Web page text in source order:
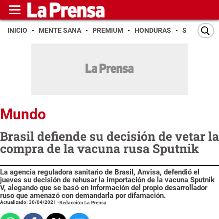
INICIO MENTE SANA PREMIUM HONDURAS SAN PEDRO
Mundo
Brasil defiende su decisión de vetar la
compra de la vacuna rusa Sputnik
La agencia reguladora sanitario de Brasil, Anvisa, defendió el
jueves su decisión de rehusar la importación de la vacuna Sputnik
V, alegando que se basó en información del propio desarrollador
ruso que amenazó con demandarla por difamación.
Actualizado: 30/04/2021 -Redacción La Prensa